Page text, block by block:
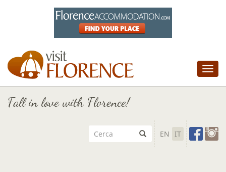
Fall in love with Florence!
EN IT